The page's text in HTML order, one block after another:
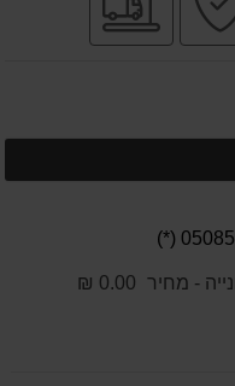
בטוחה
- מחיר 0.00 ₪